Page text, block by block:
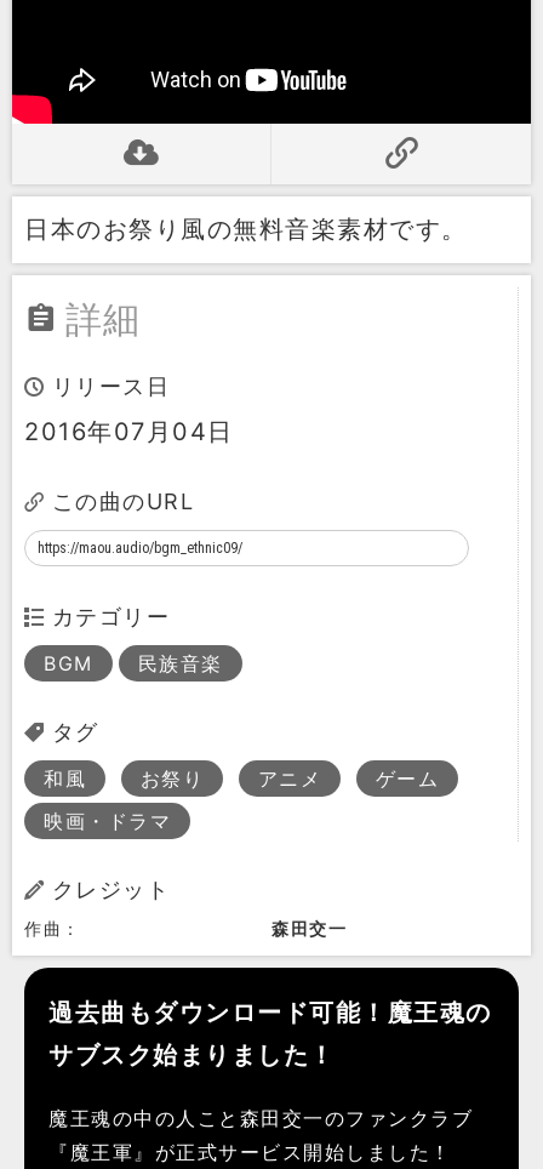
日本のお祭り風の無料音楽素材です。
詳細
リリース日
2016年07月04日
この曲のURL
カテゴリー
BGM 民族音楽
タグ
和風 お祭り アニメ
ゲーム
映画・ドラマ
クレジット
作曲： 森田交一
過去曲もダウンロード可能！魔王魂の
サブスク始まりました！
魔王魂の中の人こと森田交一のファンクラブ
『魔王軍』が正式サービス開始しました！